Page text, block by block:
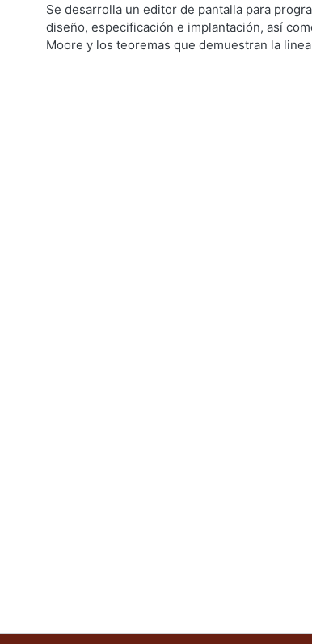
de Servicios de Información.,1991-09)
Se desarrolla un editor de pantalla para
diseño, especificación e implantación, así
Moore y los teoremas que demuestran la